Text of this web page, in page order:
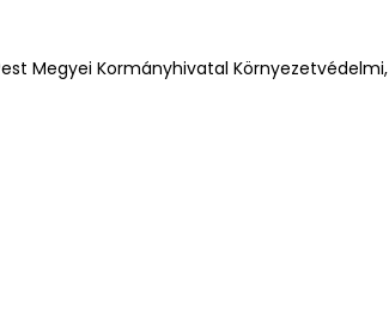
Megyei Kormányhivatal Környezetvédelmi,